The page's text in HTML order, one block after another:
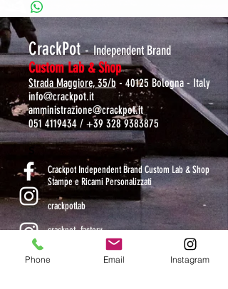
CrackPot- Independent Brand
Custom Lab & Shop
Strada Maggiore, 35/b - 40125 Bologna - Italy
info@crackpot.it
amministrazione@crackpot.it
051 4119434 / +39 328 9383875
Crackpot Independent Brand Custom Lab & Shop
Stampe e Ricami Personalizzati
crackpotlab
crackpot_factory
Phone Email Instagram